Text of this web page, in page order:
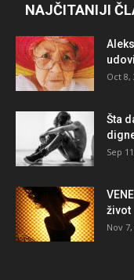
NAJČITANIJI
Oct 8,
Šta
Sep
život
Nov